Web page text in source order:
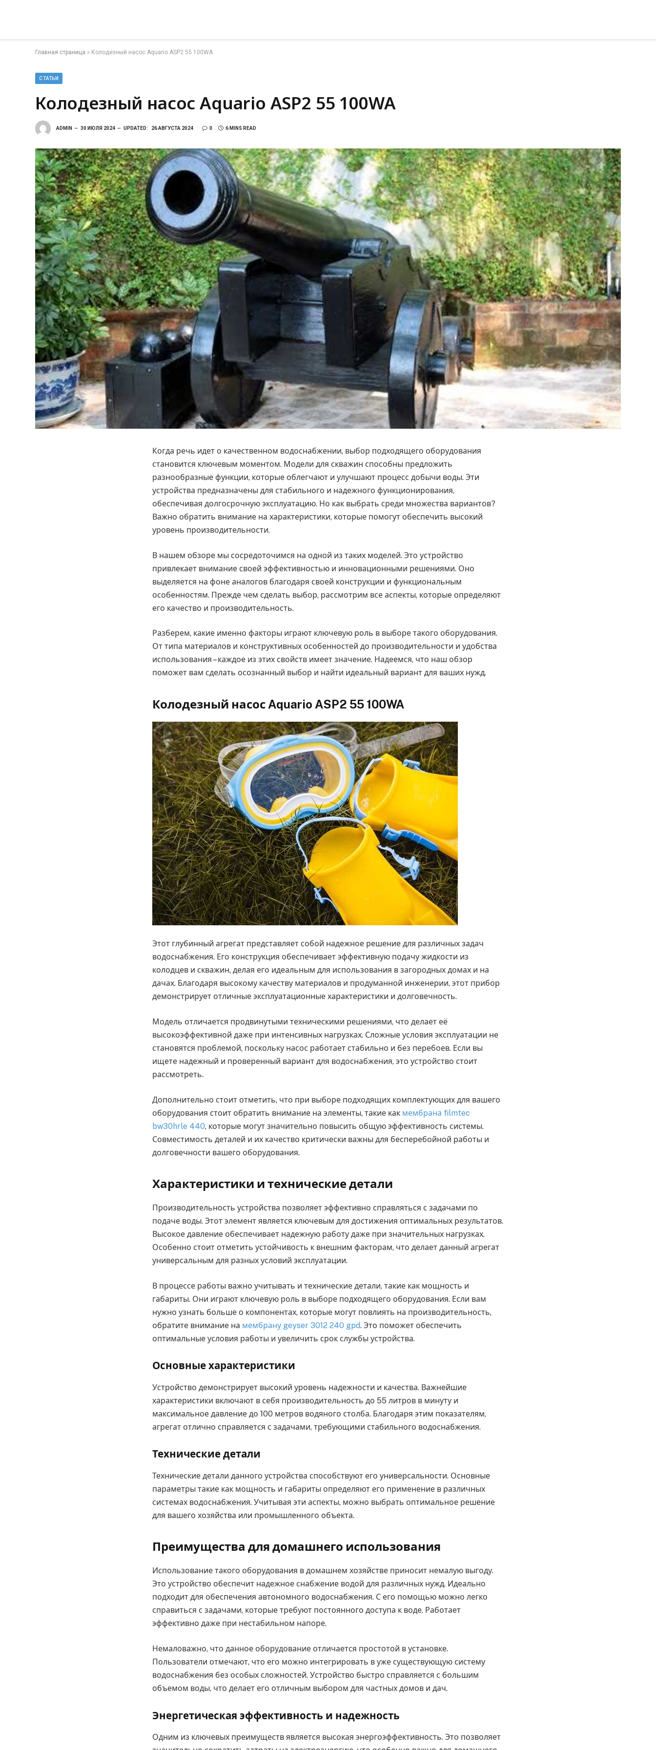
Главная страница » Колодезный насос Aquario ASP2 55 100WA
СТАТЬИ
Колодезный насос Aquario ASP2 55 100WA
ADMIN 30 ИЮЛЯ 2024 UPDATED: 26 АВГУСТА 2024 0 6 MINS READ
Когда речь идет о качественном водоснабжении, выбор подходящего оборудования
становится ключевым моментом. Модели для скважин способны предложить
разнообразные функции, которые облегчают и улучшают процесс добычи воды. Эти
устройства предназначены для стабильного и надежного функционирования,
обеспечивая долгосрочную эксплуатацию. Но как выбрать среди множества вариантов?
Важно обратить внимание на характеристики, которые помогут обеспечить высокий
уровень производительности.
В нашем обзоре мы сосредоточимся на одной из таких моделей. Это устройство
привлекает внимание своей эффективностью и инновационными решениями. Оно
выделяется на фоне аналогов благодаря своей конструкции и функциональным
особенностям. Прежде чем сделать выбор, рассмотрим все аспекты, которые определяют
его качество и производительность.
Разберем, какие именно факторы играют ключевую роль в выборе такого оборудования.
От типа материалов и конструктивных особенностей до производительности и удобства
использования – каждое из этих свойств имеет значение. Надеемся, что наш обзор
поможет вам сделать осознанный выбор и найти идеальный вариант для ваших нужд.
Колодезный насос Aquario ASP2 55 100WA
Этот глубинный агрегат представляет собой надежное решение для различных задач
водоснабжения. Его конструкция обеспечивает эффективную подачу жидкости из
колодцев и скважин, делая его идеальным для использования в загородных домах и на
дачах. Благодаря высокому качеству материалов и продуманной инженерии, этот прибор
демонстрирует отличные эксплуатационные характеристики и долговечность.
Модель отличается продвинутыми техническими решениями, что делает её
высокоэффективной даже при интенсивных нагрузках. Сложные условия эксплуатации не
становятся проблемой, поскольку насос работает стабильно и без перебоев. Если вы
ищете надежный и проверенный вариант для водоснабжения, это устройство стоит
рассмотреть.
Дополнительно стоит отметить, что при выборе подходящих комплектующих для вашего
оборудования стоит обратить внимание на элементы, такие как мембрана filmtec
bw30hrle 440, которые могут значительно повысить общую эффективность системы.
Совместимость деталей и их качество критически важны для бесперебойной работы и
долговечности вашего оборудования.
Характеристики и технические детали
Производительность устройства позволяет эффективно справляться с задачами по
подаче воды. Этот элемент является ключевым для достижения оптимальных результатов.
Высокое давление обеспечивает надежную работу даже при значительных нагрузках.
Особенно стоит отметить устойчивость к внешним факторам, что делает данный агрегат
универсальным для разных условий эксплуатации.
В процессе работы важно учитывать и технические детали, такие как мощность и
габариты. Они играют ключевую роль в выборе подходящего оборудования. Если вам
нужно узнать больше о компонентах, которые могут повлиять на производительность,
обратите внимание на мембрану geyser 3012 240 gpd. Это поможет обеспечить
оптимальные условия работы и увеличить срок службы устройства.
Основные характеристики
Устройство демонстрирует высокий уровень надежности и качества. Важнейшие
характеристики включают в себя производительность до 55 литров в минуту и
максимальное давление до 100 метров водяного столба. Благодаря этим показателям,
агрегат отлично справляется с задачами, требующими стабильного водоснабжения.
Технические детали
Технические детали данного устройства способствуют его универсальности. Основные
параметры такие как мощность и габариты определяют его применение в различных
системах водоснабжения. Учитывая эти аспекты, можно выбрать оптимальное решение
для вашего хозяйства или промышленного объекта.
Преимущества для домашнего использования
Использование такого оборудования в домашнем хозяйстве приносит немалую выгоду.
Это устройство обеспечит надежное снабжение водой для различных нужд. Идеально
подходит для обеспечения автономного водоснабжения. С его помощью можно легко
справиться с задачами, которые требуют постоянного доступа к воде. Работает
эффективно даже при нестабильном напоре.
Немаловажно, что данное оборудование отличается простотой в установке.
Пользователи отмечают, что его можно интегрировать в уже существующую систему
водоснабжения без особых сложностей. Устройство быстро справляется с большим
объемом воды, что делает его отличным выбором для частных домов и дач.
Энергетическая эффективность и надежность
Одним из ключевых преимуществ является высокая энергоэффективность. Это позволяет